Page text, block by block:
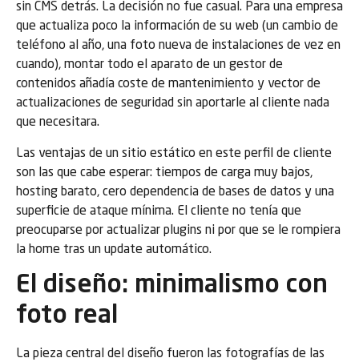
sin CMS detrás. La decisión no fue casual. Para una empresa
que actualiza poco la información de su web (un cambio de
teléfono al año, una foto nueva de instalaciones de vez en
cuando), montar todo el aparato de un gestor de
contenidos añadía coste de mantenimiento y vector de
actualizaciones de seguridad sin aportarle al cliente nada
que necesitara.
Las ventajas de un sitio estático en este perfil de cliente
son las que cabe esperar: tiempos de carga muy bajos,
hosting barato, cero dependencia de bases de datos y una
superficie de ataque mínima. El cliente no tenía que
preocuparse por actualizar plugins ni por que se le rompiera
la home tras un update automático.
El diseño: minimalismo con
foto real
La pieza central del diseño fueron las fotografías de las